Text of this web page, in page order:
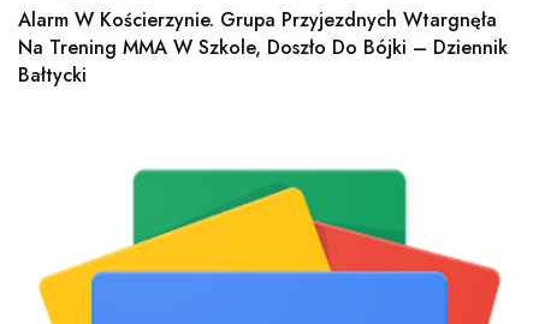
Alarm W Kościerzynie. Grupa Przyjezdnych Wtargnęła
Na Trening MMA W Szkole, Doszło Do Bójki – Dziennik
Bałtycki